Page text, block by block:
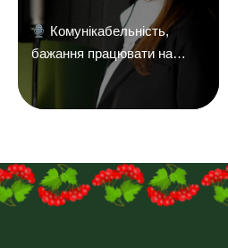
Комунікабельність,
бажання працювати на
результат і досвід у
продажах — плюс.
пошту:uhreklama1@gmail.com